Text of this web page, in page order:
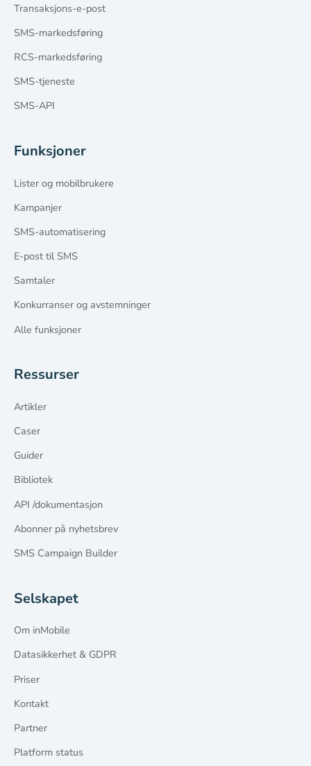
Transaksjons-e-post
SMS-markedsføring
RCS-markedsføring
SMS-tjeneste
SMS-API
Funksjoner
Lister og mobilbrukere
Kampanjer
SMS-automatisering
E-post til SMS
Samtaler
Konkurranser og avstemninger
Alle funksjoner
Ressurser
Artikler
Caser
Guider
Bibliotek
API /dokumentasjon
Abonner på nyhetsbrev
SMS Campaign Builder
Selskapet
Om inMobile
Datasikkerhet & GDPR
Priser
Kontakt
Partner
Platform status